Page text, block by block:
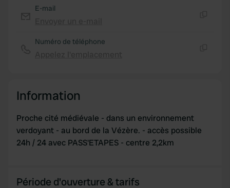
of their services.
E-mail
Numéro de téléphone
Information
Proche cité médiévale - dans un environnement
verdoyant - au bord de la Vézère. - accès possible
24h / 24 avec PASS'ETAPES - centre 2,2km
Période d'ouverture & tarifs